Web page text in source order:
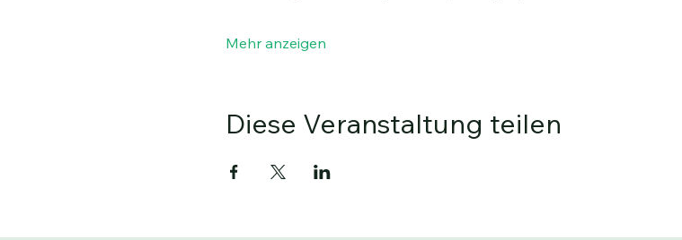
Mehr anzeigen
Diese Veranstaltung teilen